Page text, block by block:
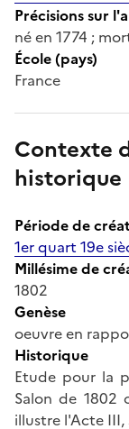
Précisions sur
né en 1774 ;
École (pays)
France
Contexte
historique
Période de
1er quart 19e
Millésime de
1802
Genèse
oeuvre en
Historique
Etude pour la
Salon de 1802
illustre l'Acte III,